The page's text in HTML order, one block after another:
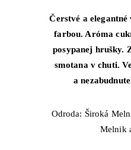
Čerstvé a
farbou. Aróma
posypanej hrušky.
smotana v chuti.
a
Odroda: Široká
Melnik